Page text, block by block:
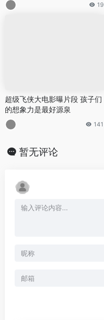
19
超级飞侠大电影曝片段 孩子们
的想象力是最好源泉
141
暂无评论